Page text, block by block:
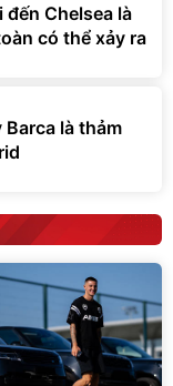
Chelsea là
có thể xảy ra
Barca là thảm